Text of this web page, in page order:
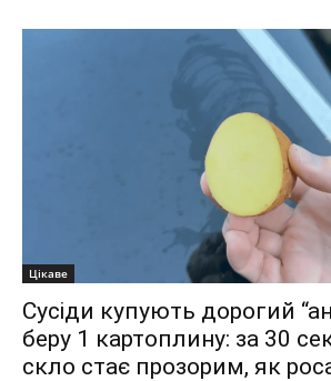
Цікаве
Сусіди купують дорогий
беру 1 картоплину: за 30
скло стає прозорим, як